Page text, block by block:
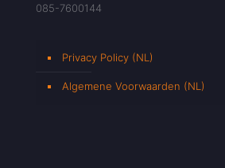
085-7600144
Privacy Policy (NL)
Algemene Voorwaarden (NL)